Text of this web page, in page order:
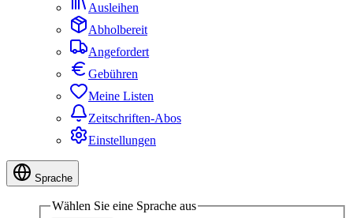
Ausleihen
Abholbereit
Angefordert
Gebühren
Meine Listen
Zeitschriften-Abos
Einstellungen
Sprache
Wählen Sie eine Sprache aus